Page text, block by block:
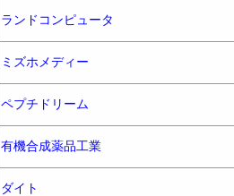
ランドコンピュータ
ミズホメディー
ペプチドリーム
有機合成薬品工業
ダイト